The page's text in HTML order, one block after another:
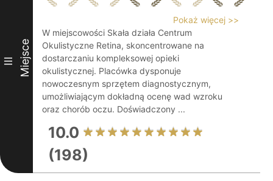
III Miejsce
Pokaż więcej >>
W miejscowości Skała działa Centrum
Okulistyczne Retina, skoncentrowane na
dostarczaniu kompleksowej opieki
okulistycznej. Placówka dysponuje
nowoczesnym sprzętem diagnostycznym,
umożliwiającym dokładną ocenę wad wzroku
oraz chorób oczu. Doświadczony ...
10.0
(198)